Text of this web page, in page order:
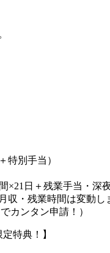
特別手当）
×21日＋残業手当・深
収・残業時間は変動し
カンタン申請！）
特典！】